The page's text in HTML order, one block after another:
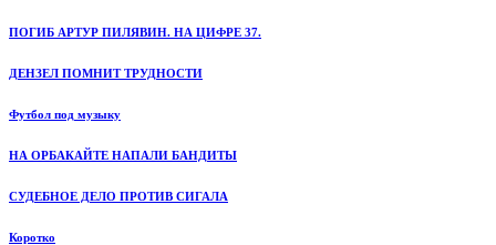
ПОГИБ АРТУР ПИЛЯВИН. НА ЦИФРЕ 37.
ДЕНЗЕЛ ПОМНИТ ТРУДНОСТИ
Футбол под музыку
НА ОРБАКАЙТЕ НАПАЛИ БАНДИТЫ
СУДЕБНОЕ ДЕЛО ПРОТИВ СИГАЛА
Коротко